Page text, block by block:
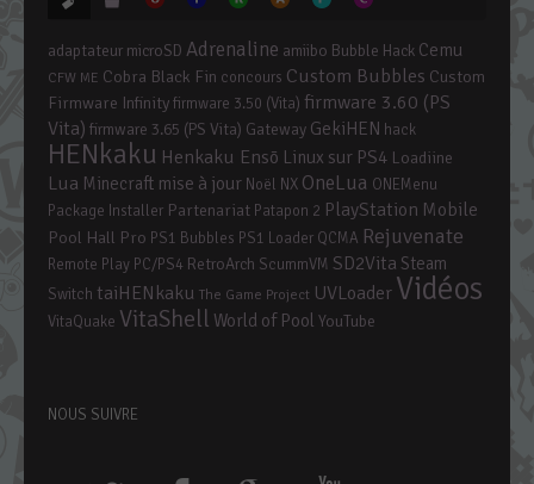
adaptateur microSD Adrenaline amiibo Bubble Hack Cemu
CFW ME Cobra Black Fin concours Custom Bubbles Custom
Firmware Infinityfirmware 3.50 (Vita) firmware 3.60 (PS
Vita) firmware 3.65 (PS Vita) Gateway GekiHEN hack
HENkaku Henkaku Ensō Linux sur PS4 Loadiine
Lua Minecraft mise à jour Noël NX OneLua ONEMenu
Package Installer Partenariat Patapon 2 PlayStation Mobile
Pool Hall Pro PS1 Bubbles PS1 Loader QCMA Rejuvenate
Remote Play PC/PS4 RetroArch ScummVM SD2Vita Steam
Switch taiHENkaku The Game Project UVLoader Vidéos
VitaQuake VitaShell World of Pool YouTube
NOUS SUIVRE